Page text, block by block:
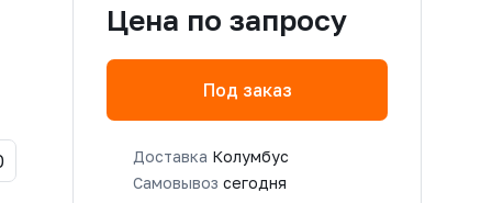
Цена по запросу
Под заказ
Доставка Колумбус
Самовывоз сегодня